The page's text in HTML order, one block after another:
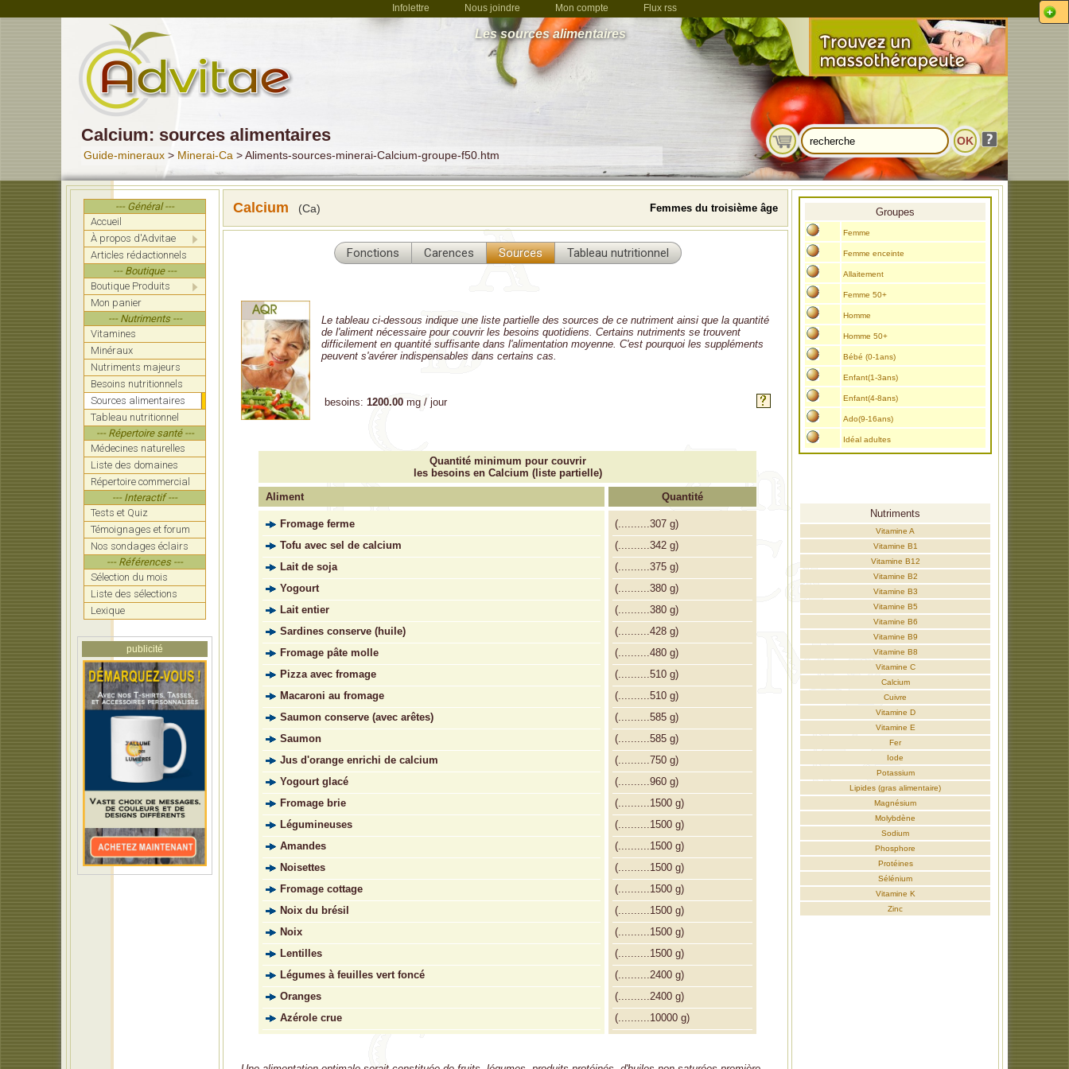
Infolettre Nous joindre Mon compte Flux rss
Les sources alimentaires
Calcium: sources alimentaires
Guide-mineraux > Minerai-Ca > Aliments-sources-minerai-Calcium-groupe-f50.htm
--- Général ---
Accueil
À propos d'Advitae
Articles rédactionnels
--- Boutique ---
Boutique Produits
Mon panier
--- Nutriments ---
Vitamines
Minéraux
Nutriments majeurs
Besoins nutritionnels
Sources alimentaires
Tableau nutritionnel
--- Répertoire santé ---
Médecines naturelles
Liste des domaines
Répertoire commercial
--- Interactif ---
Tests et Quiz
Témoignages et forum
Nos sondages éclairs
--- Références ---
Sélection du mois
Liste des sélections
Lexique
publicité
Calcium (Ca) Femmes du troisième âge Groupes
Femme
Femme enceinte
Allaitement
Femme 50+
Homme
Homme 50+
Bébé (0-1ans)
Enfant(1-3ans)
Enfant(4-8ans)
Ado(9-16ans)
Idéal adultes
Nutriments
Vitamine A
Vitamine B1
Vitamine B12
Vitamine B2
Vitamine B3
Vitamine B5
Vitamine B6
Vitamine B9
Vitamine B8
Vitamine C
Calcium
Cuivre
Vitamine D
Vitamine E
Fer
Iode
Potassium
Lipides (gras alimentaire)
Magnésium
Molybdène
Sodium
Phosphore
Protéines
Sélénium
Vitamine K
Zinc
Fonctions Carences Sources Tableau nutritionnel
Le tableau ci-dessous indique une liste partielle des sources de ce nutriment ainsi que la quantité
de l'aliment nécessaire pour couvrir les besoins quotidiens. Certains nutriments se trouvent
difficilement en quantité suffisante dans l'alimentation moyenne. C'est pourquoi les suppléments
peuvent s'avérer indispensables dans certains cas.
besoins: 1200.00 mg / jour
Quantité minimum pour couvrir
les besoins en Calcium (liste partielle)
Aliment
Quantité
Fromage ferme
Tofu avec sel de calcium
Lait de soja
Yogourt
Lait entier
Sardines conserve (huile)
Fromage pâte molle
Pizza avec fromage
Macaroni au fromage
Saumon conserve (avec arêtes)
Saumon
Jus d'orange enrichi de calcium
Yogourt glacé
Fromage brie
Légumineuses
Amandes
Noisettes
Fromage cottage
Noix du brésil
Noix
Lentilles
Légumes à feuilles vert foncé
Oranges
Azérole crue
(
307 g)
(
342 g)
(
375 g)
(
380 g)
(
380 g)
(
428 g)
(
480 g)
(
510 g)
(
510 g)
(
585 g)
(
585 g)
(
750 g)
(
960 g)
(
1500 g)
(
1500 g)
(
1500 g)
(
1500 g)
(
1500 g)
(
1500 g)
(
1500 g)
(
1500 g)
(
2400 g)
(
2400 g)
(
10000 g)